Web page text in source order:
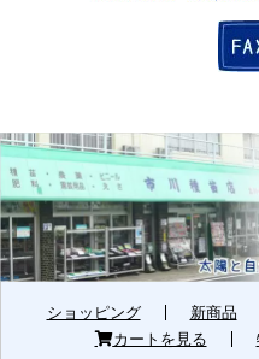
ホーム
ら
お勧
ショッピング 新商品
カートを見る